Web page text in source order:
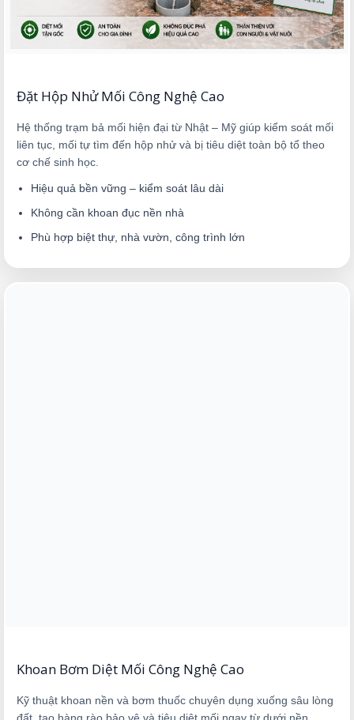
Đặt Hộp Nhử Mối Công Nghệ Cao
Hệ thống trạm bả mối hiện đại từ Nhật – Mỹ giúp kiểm soát mối
liên tục, mối tự tìm đến hộp nhử và bị tiêu diệt toàn bộ tổ theo
cơ chế sinh học.
Hiệu quả bền vững – kiểm soát lâu dài
Không cần khoan đục nền nhà
Phù hợp biệt thự, nhà vườn, công trình lớn
Khoan Bơm Diệt Mối Công Nghệ Cao
Kỹ thuật khoan nền và bơm thuốc chuyên dụng xuống sâu lòng